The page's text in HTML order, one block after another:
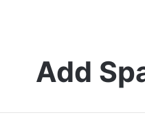
Add